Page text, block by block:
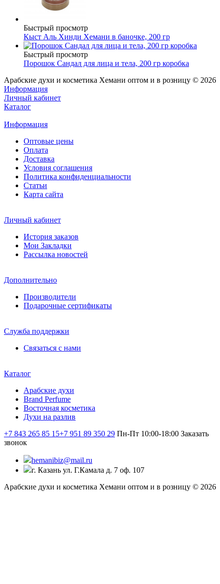
Быстрый просмотр
Кыст Аль Хинди Хемани в баночке, 200 гр
Быстрый просмотр
Порошок Сандал для лица и тела, 200 гр коробка
Арабские духи и косметика Хемани оптом и в розницу © 2026
Информация
Личный кабинет
Каталог
Информация
Оптовые цены
Оплата
Доставка
Условия соглашения
Политика конфиденциальности
Статьи
Карта сайта
Личный кабинет
История заказов
Мои Закладки
Рассылка новостей
Дополнительно
Производители
Подарочные сертификаты
Служба поддержки
Связаться с нами
Каталог
Арабские духи
Brand Perfume
Восточная косметика
Духи на разлив
+7 843 265 85 15+7 951 89 350 29 Пн-Пт 10:00-18:00 Заказать
звонок
hemanibiz@mail.ru
г. Казань ул. Г.Камала д. 7 оф. 107
Арабские духи и косметика Хемани оптом и в розницу © 2026